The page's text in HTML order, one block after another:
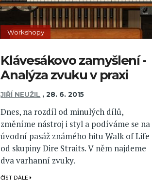
Workshopy
Klávesákovo zamyšlení -
Analýza zvuku v praxi
JIŘÍ NEUŽIL ,28. 6. 2015
Dnes, na rozdíl od minulých dílů,
změníme nástroj i styl a podíváme se na
úvodní pasáž známého hitu Walk of Life
od skupiny Dire Straits. V něm najdeme
dva varhanní zvuky.
ČÍST DÁLE